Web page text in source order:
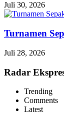
Juli 30, 2026
Turnamen
Juli 28, 2026
Radar
Trending
Comments
Latest